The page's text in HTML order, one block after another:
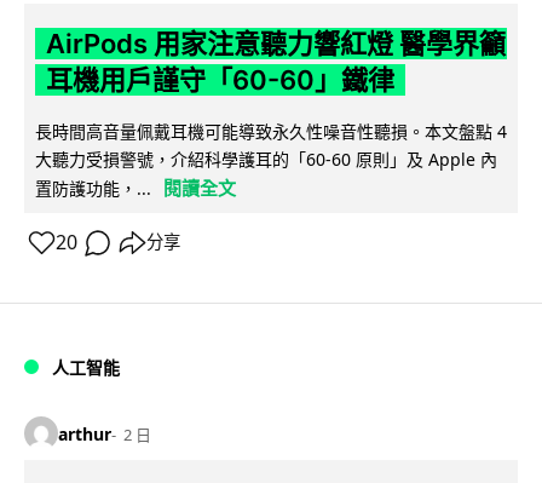
AirPods 用家注意聽力響紅燈 醫學界籲
耳機用戶謹守「60-60」鐵律
長時間高音量佩戴耳機可能導致永久性噪音性聽損。本文盤點 4
大聽力受損警號，介紹科學護耳的「60-60 原則」及 Apple 內
置防護功能，...
閱讀全文
20 分享
人工智能
arthur 2 日